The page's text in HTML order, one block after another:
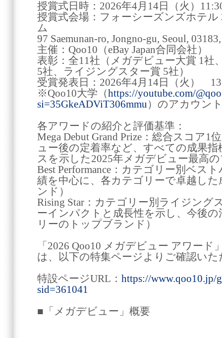
授賞式日時：2026年4月14日（火）
授賞式会場：フォーシーズンズホテ
ム
97 Saemunan-ro, Jongno-gu, Seoul,
主催：Qoo10（eBay Japan合同会社）
表彰：全11社（メガデビュー大賞 1社
5社、ライジングスター賞 5社）
受賞発表日：2026年4月14日（火）
※Qoo10大学（https://youtube.com/
si=35GkeADViT306mmu ）のアカウン
各アワードの紹介と評価基準：
Mega Debut Grand Prize：総合スコア1
ュー後の定着率など、すべての成果
スを示した2025年メガデビュー最高
Best Performance：カテゴリー別ベス
績を中心に、各カテゴリーで卓越し
ンド）
Rising Star：カテゴリー別ライジング
ーインパクトと成長性を示し、今後
リーのトップブランド）
「2026 Qoo10 メガデビュー アワー
は、以下の特集ページよりご確認い
特設ページURL： https://www.qoo10.jp/
sid=361041
■「メガデビュー」概要